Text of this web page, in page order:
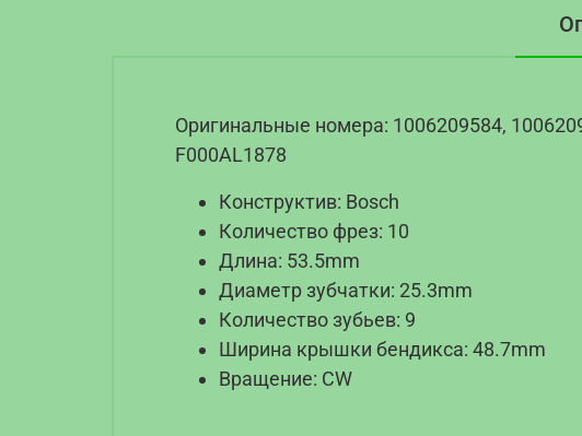
Оригинальные номера: 1006209584,
F000AL1878
Конструктив: Bosch
Количество фрез: 10
Длина: 53.5mm
Диаметр зубчатки: 25.3mm
Количество зубьев: 9
Ширина крышки бендикса: 48.7mm
Вращение: CW